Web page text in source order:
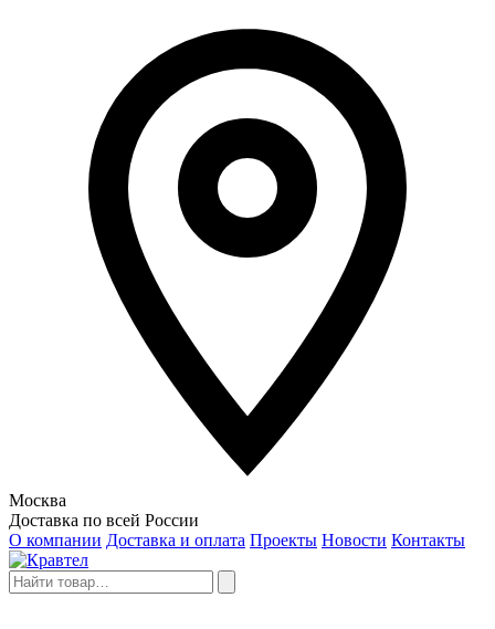
Москва
Доставка по всей России
О компании Доставка и оплата Проекты Новости Контакты